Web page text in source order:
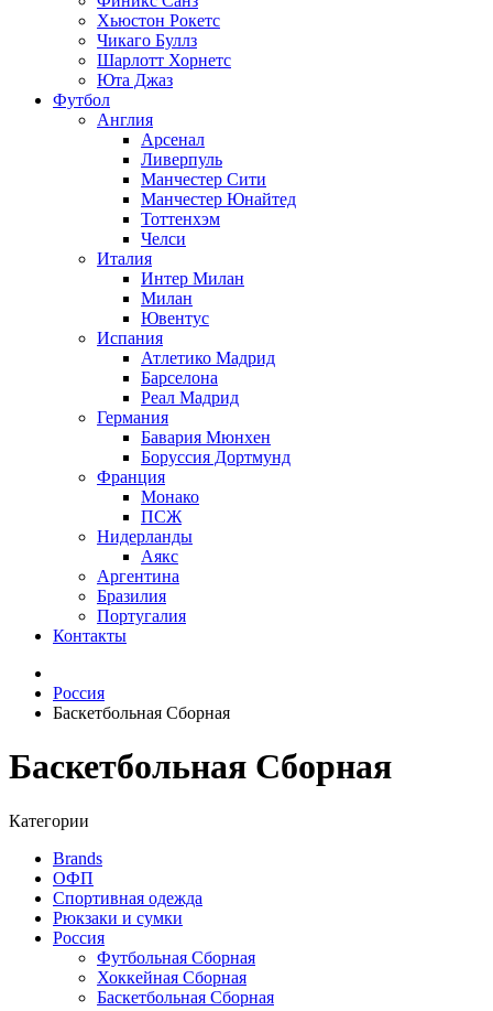
Хьюстон Рокетс
Чикаго Буллз
Шарлотт Хорнетс
Юта Джаз
Футбол
Англия
Арсенал
Ливерпуль
Манчестер Сити
Манчестер Юнайтед
Тоттенхэм
Челси
Италия
Интер Милан
Милан
Ювентус
Испания
Атлетико Мадрид
Барселона
Реал Мадрид
Германия
Бавария Мюнхен
Боруссия Дортмунд
Франция
Монако
ПСЖ
Нидерланды
Аякс
Аргентина
Бразилия
Португалия
Контакты
Россия
Баскетбольная Сборная
Баскетбольная Сборная
Категории
Brands
ОФП
Спортивная одежда
Рюкзаки и сумки
Россия
Футбольная Сборная
Хоккейная Сборная
Баскетбольная Сборная